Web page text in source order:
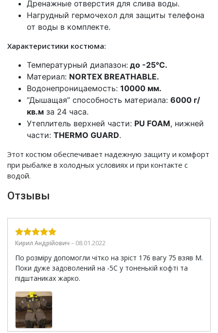
Дренажные отверстия для слива воды.
Нагрудный гермочехол для защиты телефона
от воды в комплекте.
Характеристики костюма:
Температурный диапазон: до -25°C.
Материал: NORTEX BREATHABLE.
Водонепроницаемость: 10000 мм.
“Дышащая” способность материала: 6000 г/
кв.м за 24 часа.
Утеплитель верхней части: PU FOAM, нижней
части: THERMO GUARD.
Этот костюм обеспечивает надежную защиту и комфорт
при рыбалке в холодных условиях и при контакте с
водой.
Отзывы
Оценка5из
5
Кирил Андрійович – 08.01.2022
По розміру допомогли чітко на зріст 176 вагу 75 взяв М.
Поки дуже задоволений на -5С у тоненькій кофті та
підштаниках жарко.